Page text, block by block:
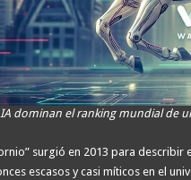
dominan el ranking mundial de
surgió en 2013 para
escasos y casi míticos en el